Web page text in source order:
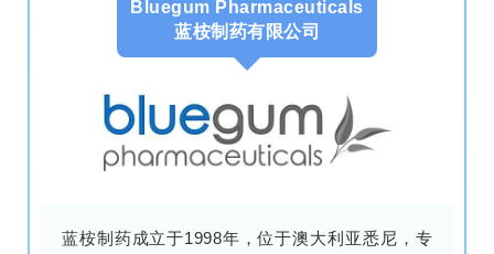
Bluegum Pharmaceuticals
蓝桉制药有限公司
蓝桉制药成立于1998年，位于澳大利亚悉尼，专